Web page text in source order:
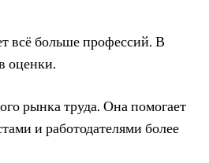
всё больше профессий. В
оценки.
рынка труда. Она помогает
и работодателями более